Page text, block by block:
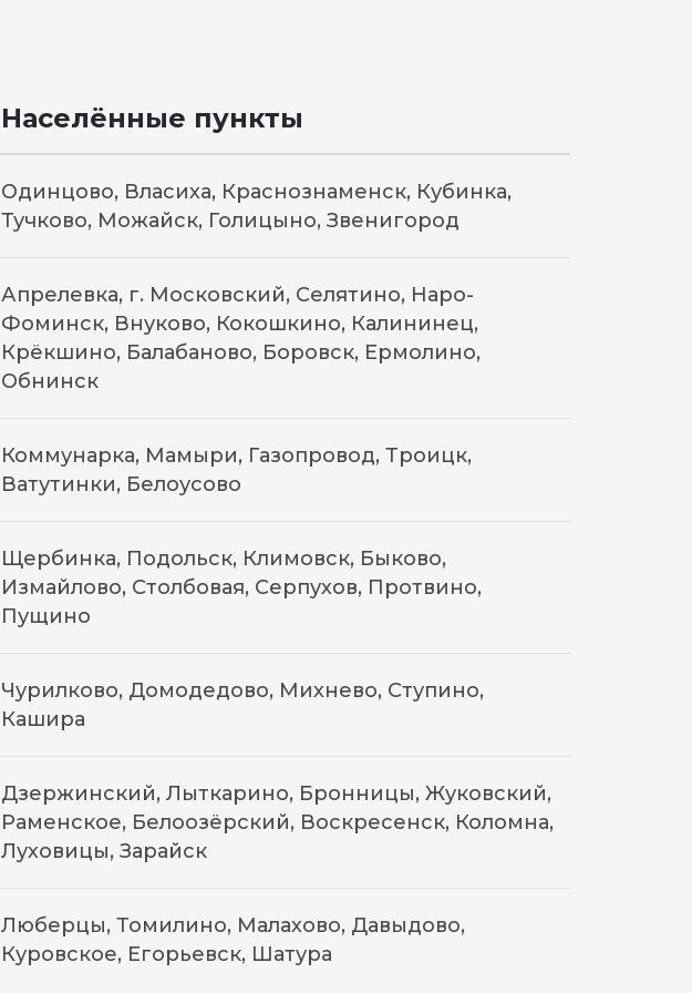
Населённые пункты
Одинцово, Власиха, Краснознаменск, Кубинка,
Тучково, Можайск, Голицыно, Звенигород
Апрелевка, г. Московский, Селятино, Наро-
Фоминск, Внуково, Кокошкино, Калининец,
Крёкшино, Балабаново, Боровск, Ермолино,
Обнинск
Коммунарка, Мамыри, Газопровод, Троицк,
Ватутинки, Белоусово
Щербинка, Подольск, Климовск, Быково,
Измайлово, Столбовая, Серпухов, Протвино,
Пущино
Чурилково, Домодедово, Михнево, Ступино,
Кашира
Дзержинский, Лыткарино, Бронницы, Жуковский,
Раменское, Белоозёрский, Воскресенск, Коломна,
Луховицы, Зарайск
Люберцы, Томилино, Малахово, Давыдово,
Куровское, Егорьевск, Шатура